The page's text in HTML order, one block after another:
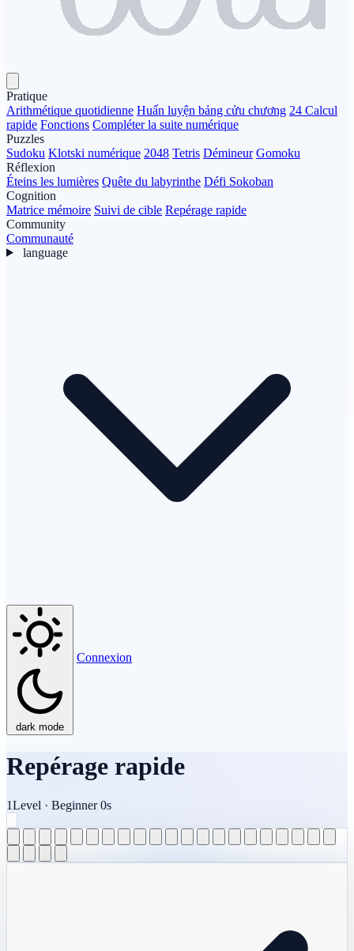
Pratique
Arithmétique quotidienne Huấn luyện bảng cửu chương 24 Calcul
rapide Fonctions Compléter la suite numérique
Puzzles
Sudoku Klotski numérique 2048 Tetris Démineur Gomoku
Réflexion
Éteins les lumières Quête du labyrinthe Défi Sokoban
Cognition
Matrice mémoire Suivi de cible Repérage rapide
Community
Communauté
language
dark mode
Connexion
Repérage rapide
1Level · Beginner 0s